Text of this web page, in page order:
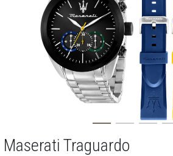
Maserati Traguardo